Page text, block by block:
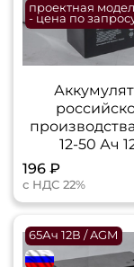
проектная
- цена по
12-50 Ач
196 ₽
с НДС 22%
65Ач 12В / AGM
flagRU